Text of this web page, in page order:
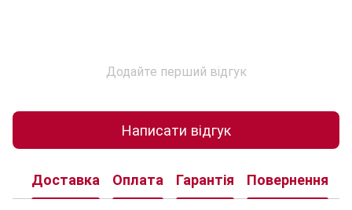
Додайте перший відгук
Написати відгук
Доставка Оплата Гарантія Повернення